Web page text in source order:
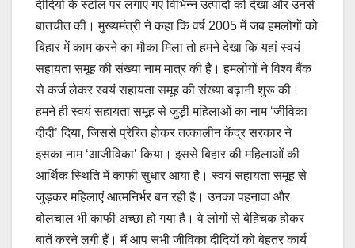
दीदियों के स्टॉल पर लगाए गए विभिन्न उत्पादों को देखा और उनसे
बातचीत की। मुख्यमंत्री ने कहा कि वर्ष 2005 में जब हमलोगों को
बिहार में काम करने का मौका मिला तो हमने देखा कि यहां स्वयं
सहायता समूह की संख्या नाम मात्र की है। हमलोगों ने विश्व बैंक
से कर्ज लेकर स्वयं सहायता समूह की संख्या बढ़ानी शुरू की।
हमने ही स्वयं सहायता समूह से जुड़ी महिलाओं का नाम ‘जीविका
दीदी’ दिया, जिससे प्रेरित होकर तत्कालीन केंद्र सरकार ने
इसका नाम ‘आजीविका’ किया। इससे बिहार की महिलाओं की
आर्थिक स्थिति में काफी सुधार आया है। स्वयं सहायता समूह से
जुड़कर महिलाएं आत्मनिर्भर बन रही है। उनका पहनावा और
बोलचाल भी काफी अच्छा हो गया है। वे लोगों से बेहिचक होकर
बातें करने लगी हैं। मैं आप सभी जीविका दीदियों को बेहतर कार्य